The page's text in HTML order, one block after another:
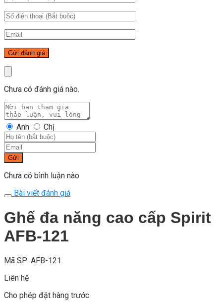
Chưa có đánh giá nào.
Anh Chị
Gửi
Chưa có bình luận nào
Bài viết đánh giá
Ghế đa năng cao cấp Spirit
AFB-121
Mã SP: AFB-121
Liên hệ
Cho phép đặt hàng trước